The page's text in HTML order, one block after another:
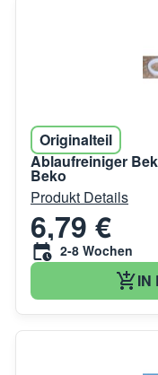
Originalteil
Ablaufreiniger
Beko
Produkt Details
6,79 €
2-8 Wochen
IN